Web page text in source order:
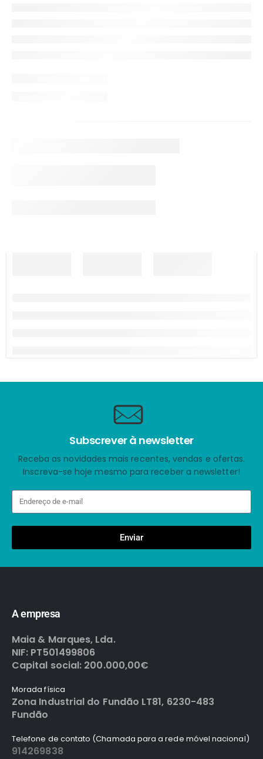
Subscrever à newsletter
Receba as novidades mais recentes, vendas e ofertas.
Inscreva-se hoje mesmo para receber a newsletter!
Enviar
A empresa
Maia & Marques, Lda.
NIF: PT501499806
Capital social: 200.000,00€
Morada física
Zona Industrial do Fundão LT81, 6230-483
Fundão
Telefone de contato (Chamada para a rede móvel nacional)
914269838